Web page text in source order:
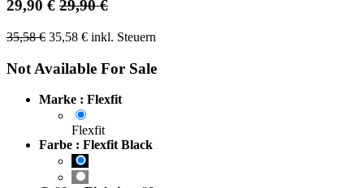
29,90 € 29,90€
35,58€ 35,58 € inkl. Steuern
Not Available For Sale
Marke : Flexfit
Flexfit
Farbe : Flexfit Black